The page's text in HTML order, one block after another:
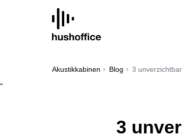
Akustikkabinen Blog 3
"
3